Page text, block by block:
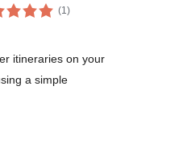
(1total
ratings
)
itineraries on your
a simple